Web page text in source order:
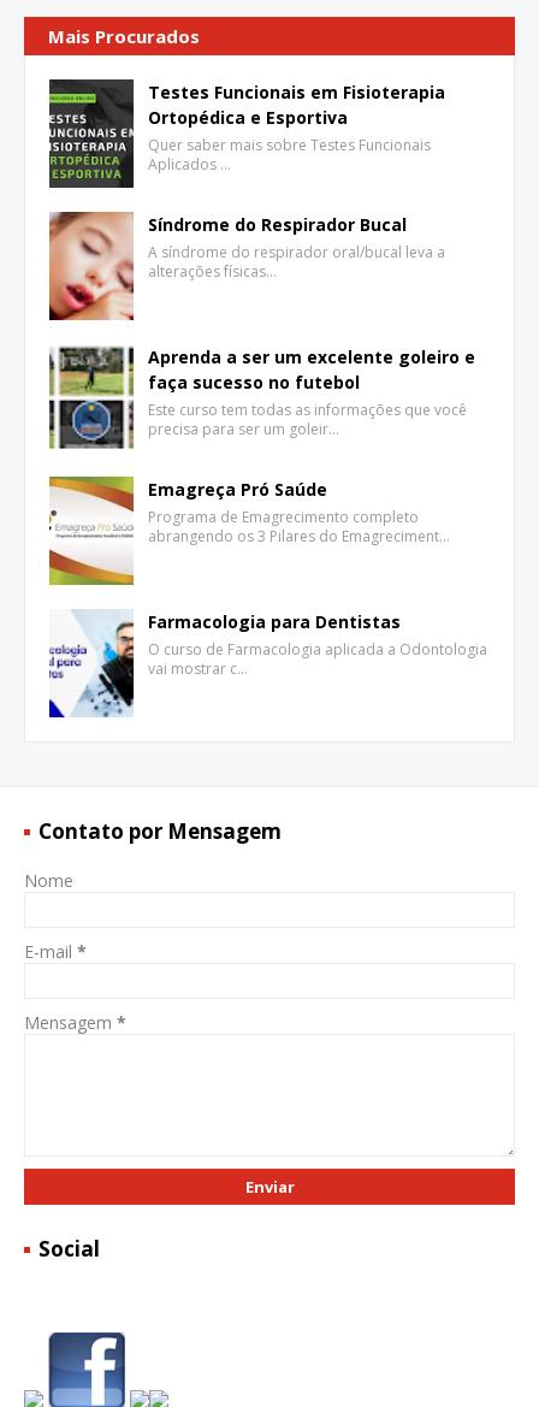
Mais Procurados
Testes Funcionais em Fisioterapia
Ortopédica e Esportiva
Quer saber mais sobre Testes Funcionais
Aplicados …
Síndrome do Respirador Bucal
A síndrome do respirador oral/bucal leva a
alterações físicas…
Aprenda a ser um excelente goleiro e
faça sucesso no futebol
Este curso tem todas as informações que você
precisa para ser um goleir…
Emagreça Pró Saúde
Programa de Emagrecimento completo
abrangendo os 3 Pilares do Emagreciment…
Farmacologia para Dentistas
O curso de Farmacologia aplicada a Odontologia
vai mostrar c…
Contato por Mensagem
Nome
E-mail *
Mensagem *
Social